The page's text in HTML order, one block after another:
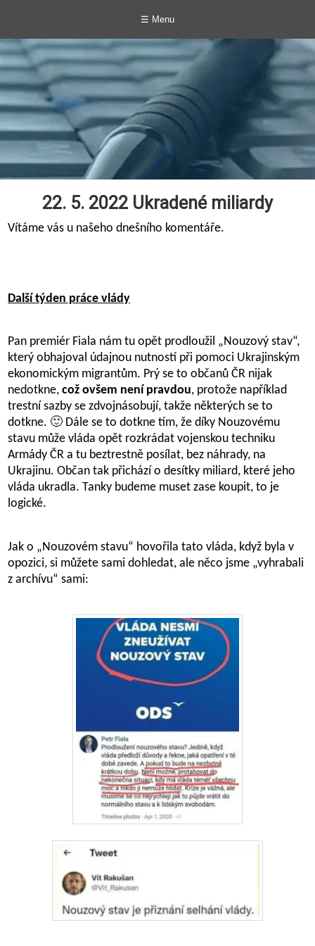
☰ Menu
22. 5. 2022 Ukradené miliardy
Vítáme vás u našeho dnešního komentáře.
Další týden práce vlády
Pan premiér Fiala nám tu opět prodloužil „Nouzový stav“,
který obhajoval údajnou nutností při pomoci Ukrajinským
ekonomickým migrantům. Prý se to občanů ČR nijak
nedotkne,což ovšem není pravdou, protože například
trestní sazby se zdvojnásobují, takže některých se to
dotkne. 🙂 Dále se to dotkne tím, že díky Nouzovému
stavu může vláda opět rozkrádat vojenskou techniku
Armády ČR a tu beztrestně posílat, bez náhrady, na
Ukrajinu. Občan tak přichází o desítky miliard, které jeho
vláda ukradla. Tanky budeme muset zase koupit, to je
logické.
Jak o „Nouzovém stavu“ hovořila tato vláda, když byla v
opozici, si můžete sami dohledat, ale něco jsme „vyhrabali
z archívu“ sami: